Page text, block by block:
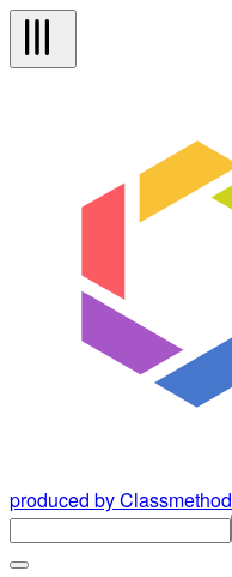
produced by Classmethod